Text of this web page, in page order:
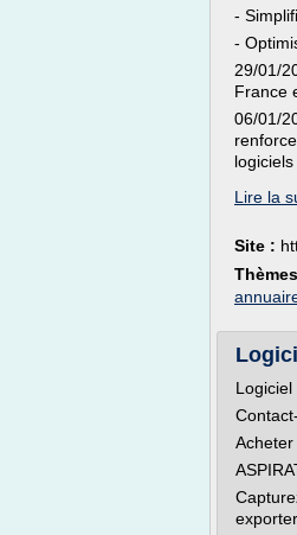
-
-
29/01/
France
06/01/
logiciels
Lire la
Site :